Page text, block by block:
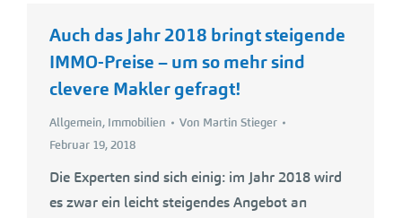
Auch das Jahr 2018 bringt steigende
IMMO-Preise – um so mehr sind
clevere Makler gefragt!
Allgemein, Immobilien Von Martin Stieger
Februar 19, 2018
Die Experten sind sich einig: im Jahr 2018 wird
es zwar ein leicht steigendes Angebot an